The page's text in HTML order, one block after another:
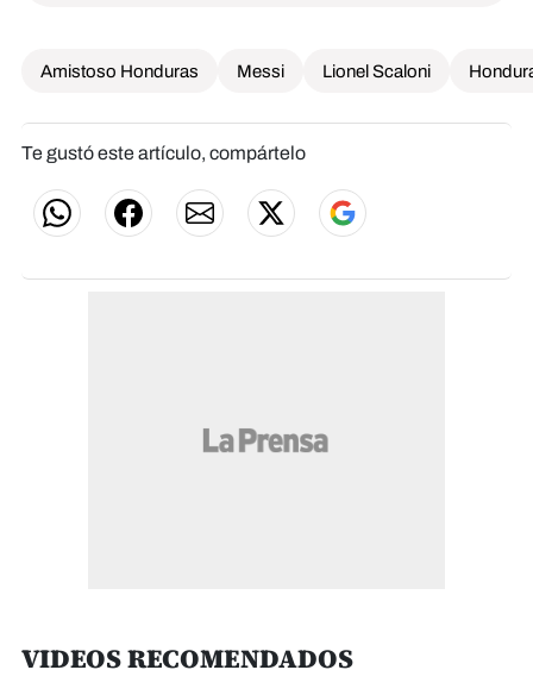
Amistoso Honduras Messi Lionel Scaloni
Te gustó este artículo, compártelo
VIDEOS RECOMENDADOS